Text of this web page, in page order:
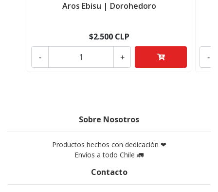
Aros Ebisu | Dorohedoro
$2.500 CLP
+
- -
Sobre Nosotros
Productos hechos con dedicación ❤
Envíos a todo Chile 🚛
Contacto